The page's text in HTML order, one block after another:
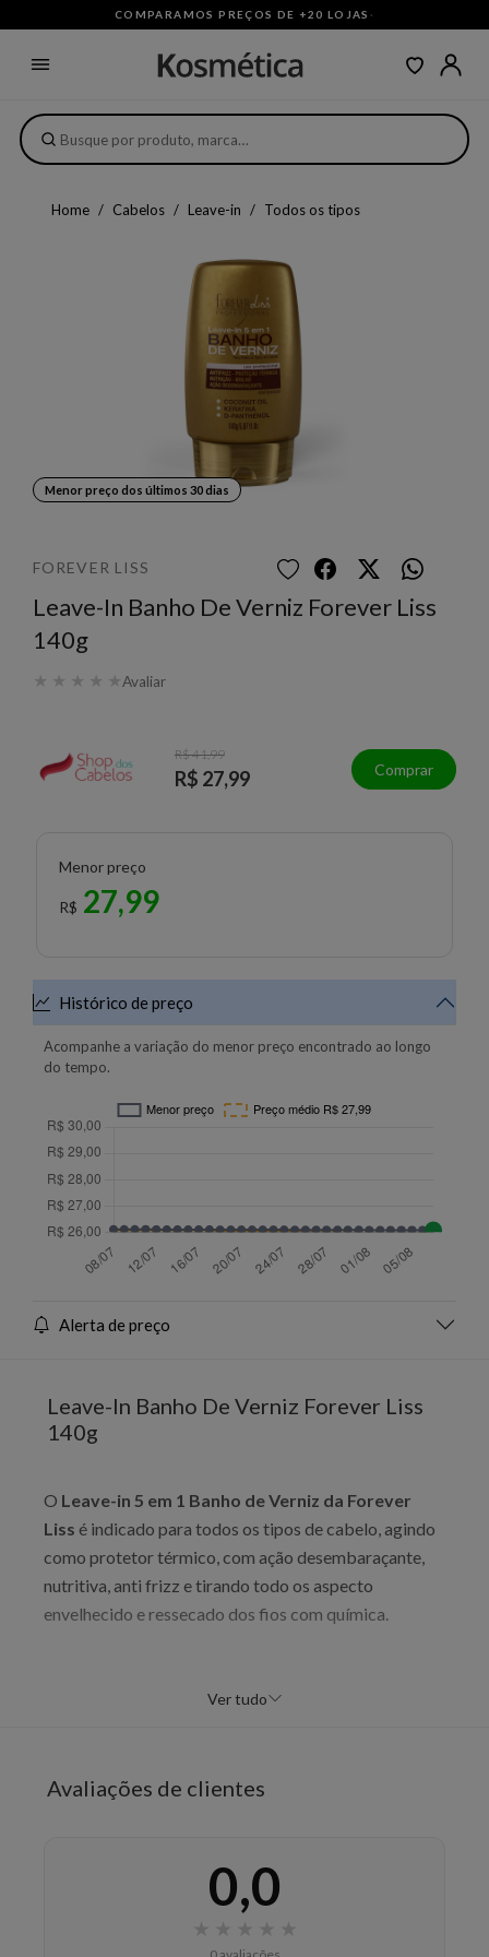
COMPARAMOS PREÇOS DE +20 LOJAS ·
Home Cabelos Leave-in Todos os tipos
Menor preço dos últimos 30 dias
FOREVER LISS
Leave-In Banho De Verniz Forever Liss
140g
★ ★ ★ ★ ★Avaliar
R$ 41,99
R$ 27,99 Comprar
Menor preço
R$ 27,99
Histórico de preço
Acompanhe a variação do menor preço encontrado ao longo
do tempo.
Alerta de preço
Leave-In Banho De Verniz Forever Liss
140g
O Leave-in 5 em 1 Banho de Verniz da Forever
Liss é indicado para todos os tipos de cabelo, agindo
como protetor térmico, com ação desembaraçante,
nutritiva, anti frizz e tirando todo os aspecto
envelhecido e ressecado dos fios com química.
Recupera o brilho perdido, renova e hidrata
Ver tudo
Avaliações de clientes
0,0